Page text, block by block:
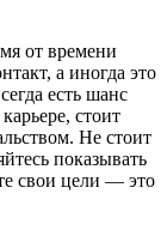
от времени
а иногда это
есть шанс
стоит
Не стоит
показывать
свои цели — это